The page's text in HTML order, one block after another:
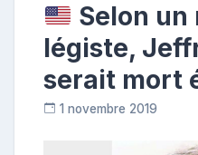
Selon un
légiste,
serait mort
1 novembre 2019
e